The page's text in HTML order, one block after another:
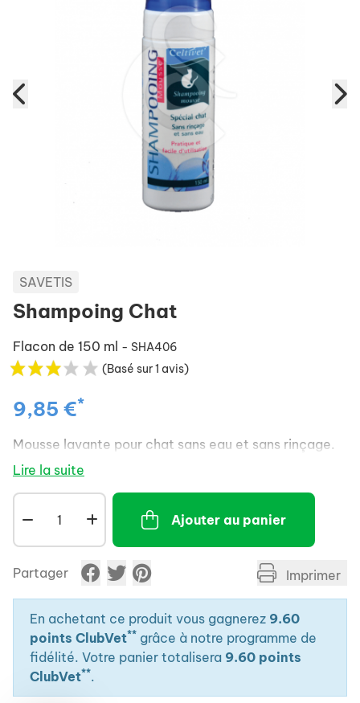
SAVETIS
Shampoing Chat
Flacon de 150 ml - SHA406
(Basé sur 1 avis)
9,85 €*
Mousse lavante pour chat sans eau et sans rinçage.
Lire la suite
Ajouter au panier
Partager Imprimer
En achetant ce produit vous gagnerez 9.60
points ClubVet** grâce à notre programme de
fidélité. Votre panier totalisera 9.60 points
ClubVet**.